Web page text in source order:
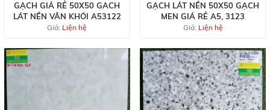
GẠCH GIÁ RẺ 50X50 GACH
LÁT NỀN VÂN KHÓI A53122
Giá: Liện hệ
GẠCH LÁT NỀN 50X50 GẠCH
MEN GIÁ RẺ A5, 3123
Giá: Liện hệ